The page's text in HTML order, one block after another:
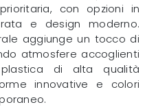
con opzioni in
e design moderno.
aggiunge un tocco di
atmosfere accoglienti
di alta qualità
innovative e colori